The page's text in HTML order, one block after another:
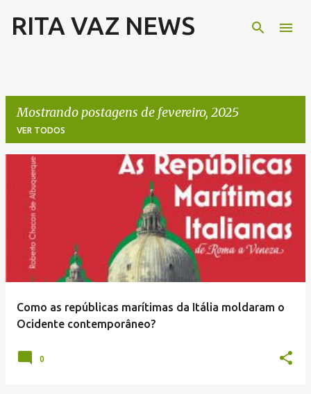
Pular para o conteúdo principal
RITA VAZ NEWS
Mostrando postagens de fevereiro, 2025
VER TODOS
Como as repúblicas marítimas da Itália moldaram o
Ocidente contemporâneo?
0